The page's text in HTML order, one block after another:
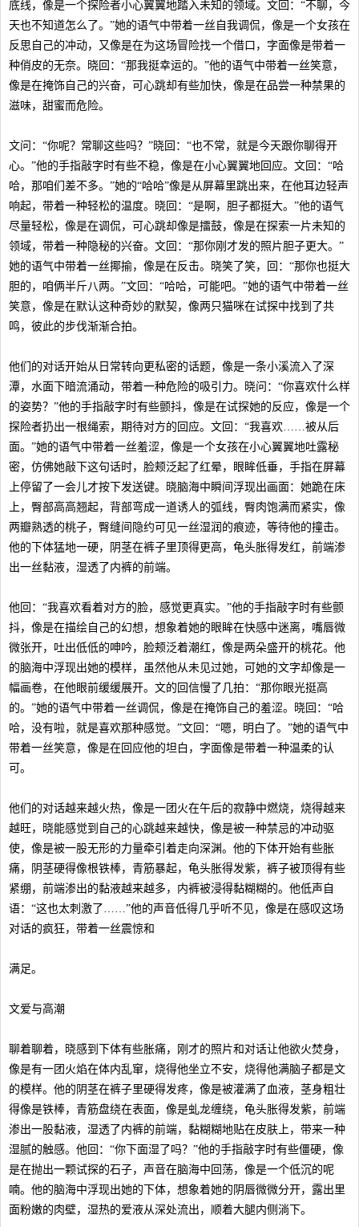
底线，像是一个探险者小心翼翼地踏入未知的领域。文回：“不聊，今
天也不知道怎么了。”她的语气中带着一丝自我调侃，像是一个女孩在
反思自己的冲动，又像是在为这场冒险找一个借口，字面像是带着一
种俏皮的无奈。晓回：“那我挺幸运的。”他的语气中带着一丝笑意，
像是在掩饰自己的兴奋，可心跳却有些加快，像是在品尝一种禁果的
滋味，甜蜜而危险。
文问：“你呢？常聊这些吗？”晓回：“也不常，就是今天跟你聊得开
心。”他的手指敲字时有些不稳，像是在小心翼翼地回应。文回：“哈
哈，那咱们差不多。”她的“哈哈”像是从屏幕里跳出来，在他耳边轻声
响起，带着一种轻松的温度。晓回：“是啊，胆子都挺大。”他的语气
尽量轻松，像是在调侃，可心跳却像是擂鼓，像是在探索一片未知的
领域，带着一种隐秘的兴奋。文回：“那你刚才发的照片胆子更大。”
她的语气中带着一丝揶揄，像是在反击。晓笑了笑，回：“那你也挺大
胆的，咱俩半斤八两。”文回：“哈哈，可能吧。”她的语气中带着一丝
笑意，像是在默认这种奇妙的默契，像两只猫咪在试探中找到了共
鸣，彼此的步伐渐渐合拍。
他们的对话开始从日常转向更私密的话题，像是一条小溪流入了深
潭，水面下暗流涌动，带着一种危险的吸引力。晓问：“你喜欢什么样
的姿势？”他的手指敲字时有些颤抖，像是在试探她的反应，像是一个
探险者扔出一根绳索，期待对方的回应。文回：“我喜欢……被从后
面。”她的语气中带着一丝羞涩，像是一个女孩在小心翼翼地吐露秘
密，仿佛她敲下这句话时，脸颊泛起了红晕，眼眸低垂，手指在屏幕
上停留了一会儿才按下发送键。晓脑海中瞬间浮现出画面：她跪在床
上，臀部高高翘起，背部弯成一道诱人的弧线，臀肉饱满而紧实，像
两瓣熟透的桃子，臀缝间隐约可见一丝湿润的痕迹，等待他的撞击。
他的下体猛地一硬，阴茎在裤子里顶得更高，龟头胀得发红，前端渗
出一丝黏液，湿透了内裤的前端。
他回：“我喜欢看着对方的脸，感觉更真实。”他的手指敲字时有些颤
抖，像是在描绘自己的幻想，想象着她的眼眸在快感中迷离，嘴唇微
微张开，吐出低低的呻吟，脸颊泛着潮红，像是两朵盛开的桃花。他
的脑海中浮现出她的模样，虽然他从未见过她，可她的文字却像是一
幅画卷，在他眼前缓缓展开。文的回信慢了几拍：“那你眼光挺高
的。”她的语气中带着一丝调侃，像是在掩饰自己的羞涩。晓回：“哈
哈，没有啦，就是喜欢那种感觉。”文回：“嗯，明白了。”她的语气中
带着一丝笑意，像是在回应他的坦白，字面像是带着一种温柔的认
可。
他们的对话越来越火热，像是一团火在午后的寂静中燃烧，烧得越来
越旺，晓能感觉到自己的心跳越来越快，像是被一种禁忌的冲动驱
使，像是被一股无形的力量牵引着走向深渊。他的下体开始有些胀
痛，阴茎硬得像根铁棒，青筋暴起，龟头胀得发紫，裤子被顶得有些
紧绷，前端渗出的黏液越来越多，内裤被浸得黏糊糊的。他低声自
语：“这也太刺激了……”他的声音低得几乎听不见，像是在感叹这场
对话的疯狂，带着一丝震惊和
满足。
文爱与高潮
聊着聊着，晓感到下体有些胀痛，刚才的照片和对话让他欲火焚身，
像是有一团火焰在体内乱窜，烧得他坐立不安，烧得他满脑子都是文
的模样。他的阴茎在裤子里硬得发疼，像是被灌满了血液，茎身粗壮
得像是铁棒，青筋盘绕在表面，像是虬龙缠绕，龟头胀得发紫，前端
渗出一股黏液，湿透了内裤的前端，黏糊糊地贴在皮肤上，带来一种
湿腻的触感。他回：“你下面湿了吗？”他的手指敲字时有些僵硬，像
是在抛出一颗试探的石子，声音在脑海中回荡，像是一个低沉的呢
喃。他的脑海中浮现出她的下体，想象着她的阴唇微微分开，露出里
面粉嫩的肉壁，湿热的爱液从深处流出，顺着大腿内侧淌下。